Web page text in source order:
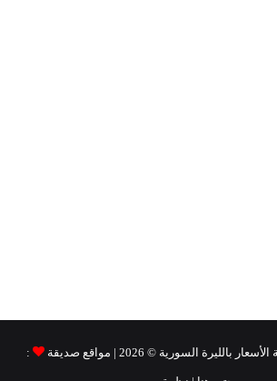
الأسعار بالليرة السورية © :